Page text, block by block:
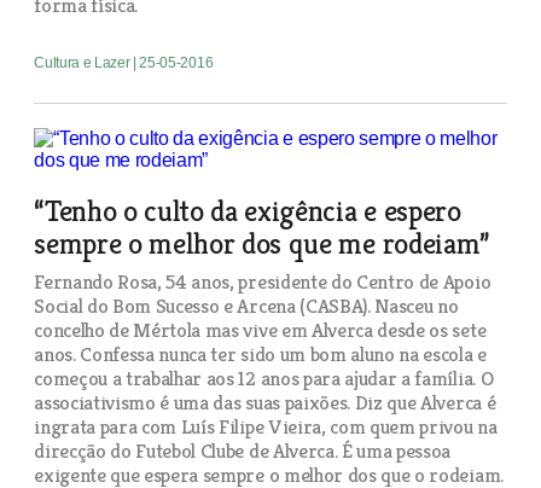
Cultura e Lazer | 25-05-2016
“Tenho o culto da exigência e espero
sempre o melhor dos que me rodeiam”
Fernando Rosa, 54 anos, presidente do Centro de Apoio
Social do Bom Sucesso e Arcena (CASBA). Nasceu no
concelho de Mértola mas vive em Alverca desde os sete
anos. Confessa nunca ter sido um bom aluno na escola e
começou a trabalhar aos 12 anos para ajudar a família. O
associativismo é uma das suas paixões. Diz que Alverca é
ingrata para com Luís Filipe Vieira, com quem privou na
direcção do Futebol Clube de Alverca. É uma pessoa
exigente que espera sempre o melhor dos que o rodeiam.